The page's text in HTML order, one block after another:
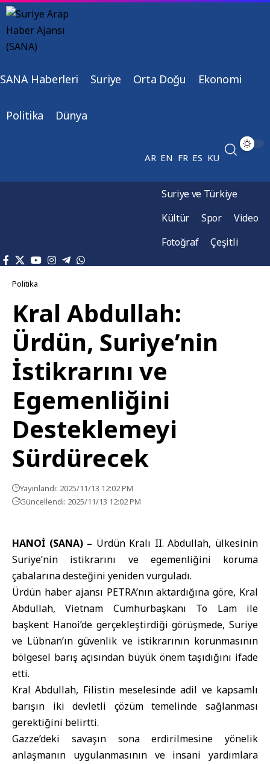
SANA Haberleri Suriye Orta Doğu Ekonomi
Politika Dünya
AR EN FR ES KU
Suriye ve Türkiye
Kültür
Spor
Video
Fotoğraf
Çeşitli
Politika
Kral Abdullah:
Ürdün, Suriye’nin
İstikrarını ve
Egemenliğini
Desteklemeyi
Sürdürecek
Yayınlandı: 2025/11/13 12:02 PM
Güncellendi: 2025/11/13 12:02 PM
HANOİ (SANA) – Ürdün Kralı II. Abdullah, ülkesinin
Suriye’nin istikrarını ve egemenliğini koruma
çabalarına desteğini yeniden vurguladı.
Ürdün haber ajansı PETRA’nın aktardığına göre, Kral
Abdullah,Vietnam Cumhurbaşkanı To Lam ile
başkent Hanoi’de gerçekleştirdiği görüşmede, Suriye
ve Lübnan’ın güvenlik ve istikrarının korunmasının
bölgesel barış açısından büyük önem taşıdığını ifade
etti.
Kral Abdullah, Filistin meselesinde adil ve kapsamlı
barışın iki devletli çözüm temelinde sağlanması
gerektiğini belirtti.
Gazze’deki savaşın sona erdirilmesine yönelik
anlaşmanın uygulanmasının ve insani yardımlara